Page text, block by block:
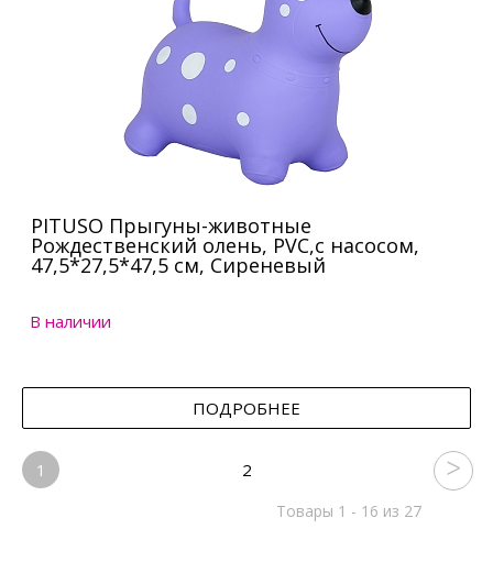
PITUSO Прыгуны-животные
Рождественский олень, PVC,с насосом,
47,5*27,5*47,5 см, Сиреневый
В наличии
ПОДРОБНЕЕ
1 2
Товары 1 - 16 из 27